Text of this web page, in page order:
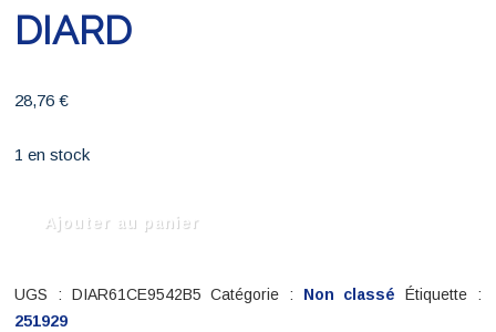
DIARD
28,76€
1 en stock
Ajouter au panier
UGS : DIAR61CE9542B5 Catégorie : Non classé
Étiquette :
251929